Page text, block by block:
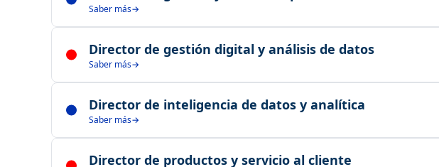
Saber más
análisis estratégico.
Director de gestión digital y análisis de datos
Saber más
organización.
Director de inteligencia de datos y analítica
Saber más
Director de productos y servicio al cliente